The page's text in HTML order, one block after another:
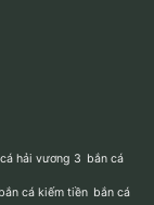
hải vương 3 bắn cá
bắn cá kiếm tiền bắn cá